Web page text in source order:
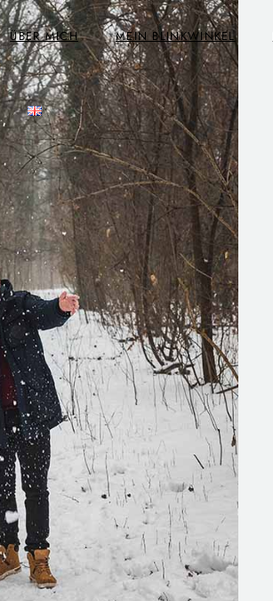
ÜBER MICH MEIN BLINKWINKEL